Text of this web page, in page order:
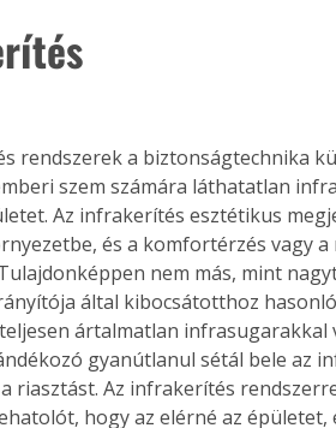
Gyógyító növények:
természet kincsei az
rendszerek a biztonságtechnika
szem számára láthatatlan
Az infrakerítés esztétikus
és a komfortérzés vagy
nem más, mint
által kibocsátotthoz
ártalmatlan infrasugarakkal
gyanútlanul sétál bele az
riasztást. Az infrakerítés
hogy az elérné az épületet,